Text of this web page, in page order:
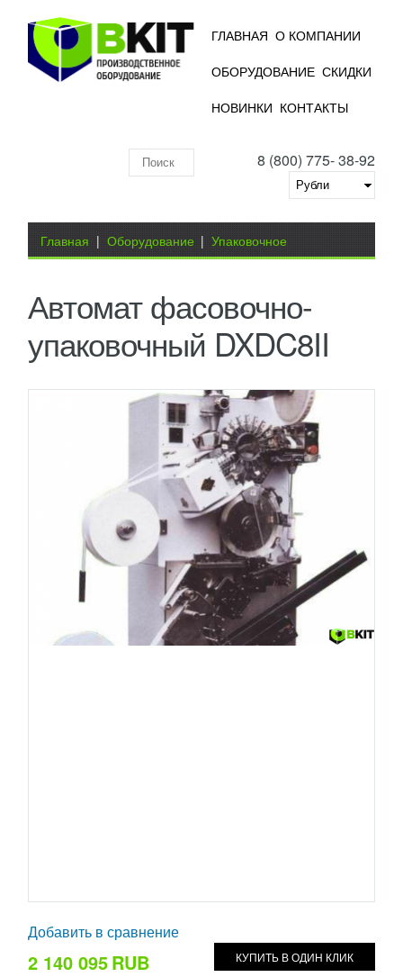
ГЛАВНАЯ О КОМПАНИИ
ОБОРУДОВАНИЕ СКИДКИ
НОВИНКИ КОНТАКТЫ
8 (800) 775- 38-92
складу
Вы здесь
Главная | Оборудование | Упаковочное
Автомат фасовочно-упаковочный DXDC8II
Автомат фасовочно-
упаковочный DXDC8II
Добавить в сравнение
2 140 095RUB КУПИТЬ В ОДИН КЛИК